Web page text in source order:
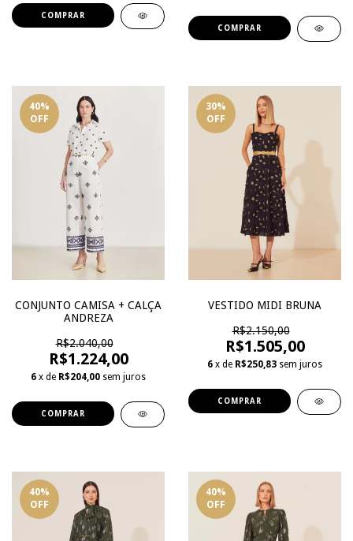
COMPRAR
COMPRAR
40%
OFF
CONJUNTO CAMISA + CALÇA
ANDREZA
R$2.040,00
R$1.224,00
6 x de R$204,00 sem juros
COMPRAR
30%
OFF
VESTIDO MIDI BRUNA
R$2.150,00
R$1.505,00
6 x de R$250,83 sem juros
COMPRAR
40%
OFF
40%
OFF